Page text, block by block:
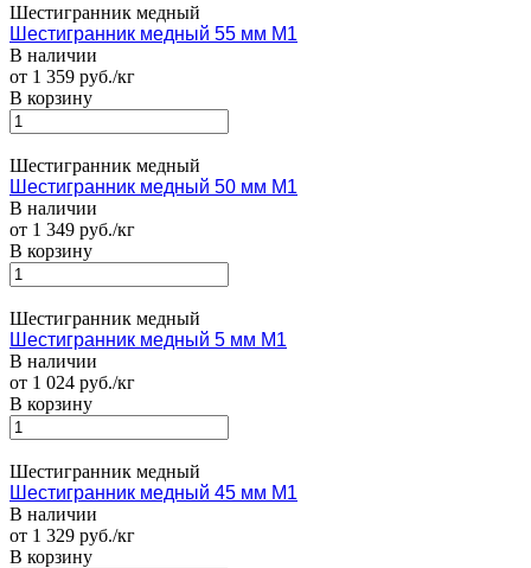
Шестигранник медный
Шестигранник медный 55 мм М1
В наличии
от 1 359 руб./кг
В корзину
Шестигранник медный
Шестигранник медный 50 мм М1
В наличии
от 1 349 руб./кг
В корзину
Шестигранник медный
Шестигранник медный 5 мм М1
В наличии
от 1 024 руб./кг
В корзину
Шестигранник медный
Шестигранник медный 45 мм М1
В наличии
от 1 329 руб./кг
В корзину